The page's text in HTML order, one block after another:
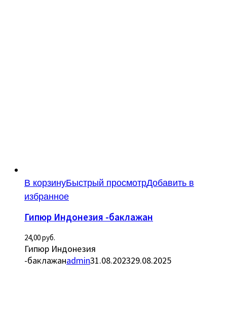
В корзинуБыстрый просмотрДобавить в
избранное
Гипюр Индонезия -баклажан
24,00руб.
Гипюр Индонезия
-баклажанadmin31.08.202329.08.2025